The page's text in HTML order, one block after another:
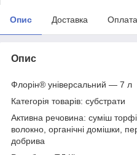
Опис Доставка Оплата
Опис
Флорін® універсальний — 7 л
Категорія товарів: субстрати
Активна речовина: суміш
волокно, органічні домішки,
добрива